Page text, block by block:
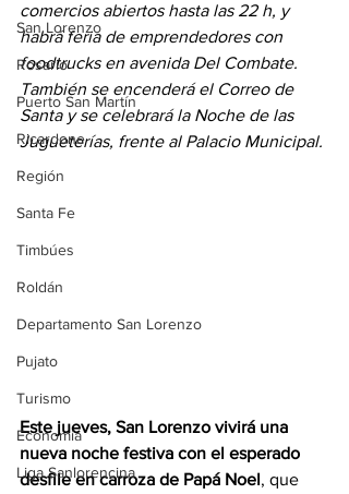
San Lorenzo
Rosario
Puerto San Martín
Ricardone
Región
Santa Fe
Timbúes
Roldán
Departamento San Lorenzo
Pujato
Turismo
Economía
Liga Sanlorencina
comercios abiertos hasta las 22 h, y
habrá feria de emprendedores con
foodtrucks en avenida Del Combate.
También se encenderá el Correo de
Santa y se celebrará la Noche de las
Jugueterías, frente al Palacio Municipal.
Este jueves, San Lorenzo vivirá una
nueva noche festiva con el esperado
desfile en carroza de Papá Noel, que